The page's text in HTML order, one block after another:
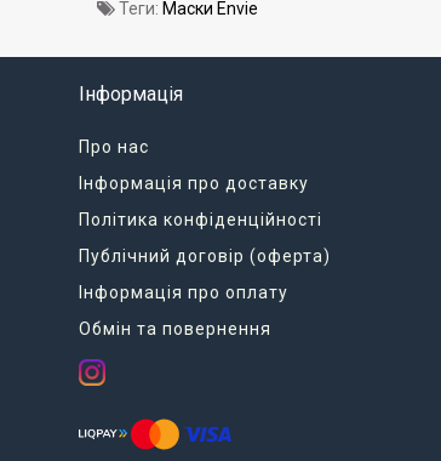
Теги: Маски Envie
Інформація
Про нас
Інформація про доставку
Політика конфіденційності
Публічний договір (оферта)
Інформація про оплату
Обмін та повернення